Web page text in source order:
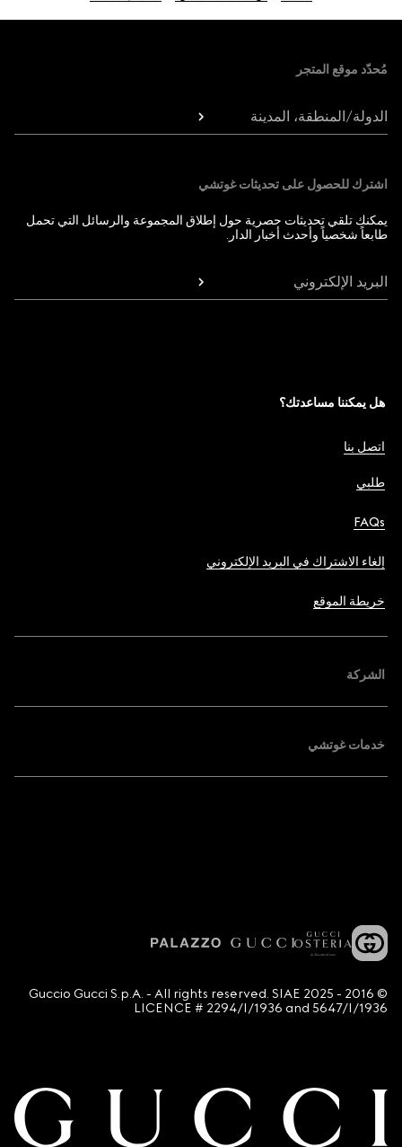
مُحدّد موقع المتجر
الدولة/المنطقة، المدينة
اشترك للحصول على تحديثات غوتشي
يمكنك تلقي تحديثات حصرية حول إطلاق المجموعة والرسائل التي تحمل
طابعاً شخصياً وأحدث أخبار الدار.
البريد الإلكتروني
هل يمكننا مساعدتك؟
اتصل بنا
طلبي
FAQs
إلغاء الاشتراك في البريد الإلكتروني
خريطة الموقع
الشركة
خدمات غوتشي
© 2016 - 2025 Guccio Gucci S.p.A. - All rights reserved. SIAE
LICENCE # 2294/I/1936 and 5647/I/1936